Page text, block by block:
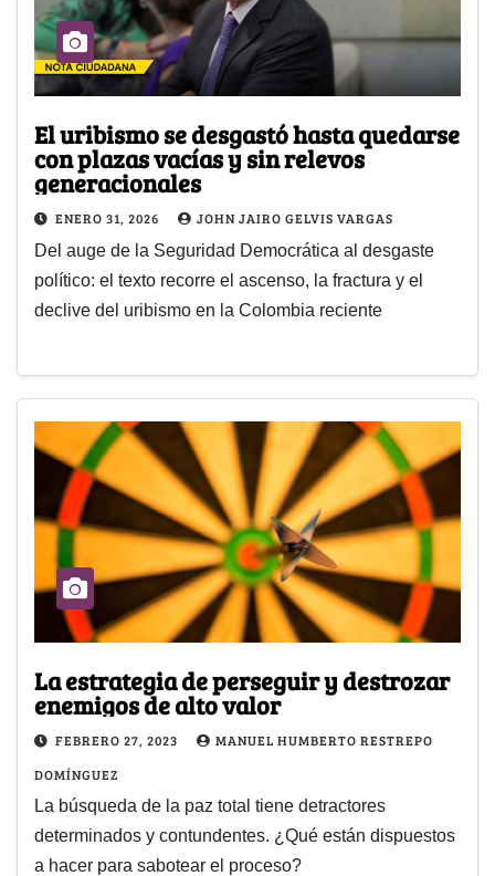
El uribismo se desgastó hasta quedarse
con plazas vacías y sin relevos
generacionales
ENERO 31, 2026 JOHN JAIRO GELVIS VARGAS
Del auge de la Seguridad Democrática al desgaste
político: el texto recorre el ascenso, la fractura y el
declive del uribismo en la Colombia reciente
La estrategia de perseguir y destrozar
enemigos de alto valor
FEBRERO 27, 2023
MANUEL HUMBERTO RESTREPO
DOMÍNGUEZ
La búsqueda de la paz total tiene detractores
determinados y contundentes. ¿Qué están dispuestos
a hacer para sabotear el proceso?